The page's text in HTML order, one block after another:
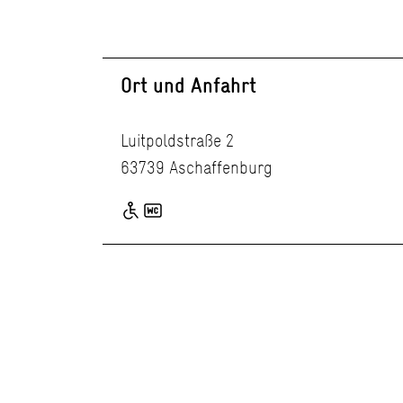
Ort und Anfahrt
Luitpoldstraße 2
63739 Aschaffenburg